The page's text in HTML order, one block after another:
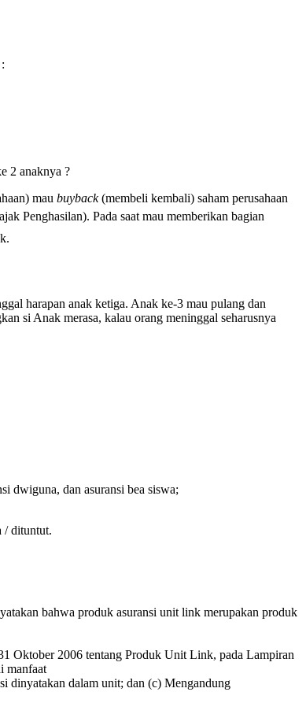
2 anaknya ?
mau buyback(membeli kembali) saham perusahaan
Penghasilan). Pada saat mau memberikan bagian
harapan anak ketiga. Anak ke-3 mau pulang dan
si Anak merasa, kalau orang meninggal seharusnya
dwiguna, dan asuransi bea siswa;
/ dituntut.
bahwa produk asuransi unit link merupakan produk
Oktober 2006 tentang Produk Unit Link, pada Lampiran
manfaat
dinyatakan dalam unit; dan (c) Mengandung